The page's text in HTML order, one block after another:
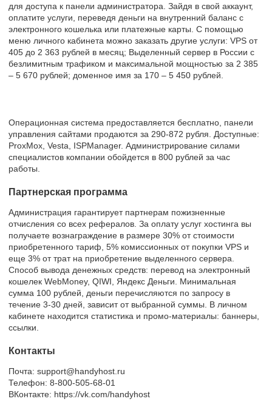
для доступа к панели администратора. Зайдя в свой аккаунт,
оплатите услуги, переведя деньги на внутренний баланс с
электронного кошелька или платежные карты. С помощью
меню личного кабинета можно заказать другие услуги: VPS от
405 до 2 363 рублей в месяц; Выделенный сервер в России с
безлимитным трафиком и максимальной мощностью за 2 385
– 5 670 рублей; доменное имя за 170 – 5 450 рублей.
Операционная система предоставляется бесплатно, панели
управления сайтами продаются за 290-872 рубля. Доступные:
ProxMox, Vesta, ISPManager. Администрирование силами
специалистов компании обойдется в 800 рублей за час
работы.
Партнерская программа
Администрация гарантирует партнерам пожизненные
отчисления со всех рефералов. За оплату услуг хостинга вы
получаете вознаграждение в размере 30% от стоимости
приобретенного тариф, 5% комиссионных от покупки VPS и
еще 3% от трат на приобретение выделенного сервера.
Способ вывода денежных средств: перевод на электронный
кошелек WebMoney, QIWI, Яндекс Деньги. Минимальная
сумма 100 рублей, деньги перечисляются по запросу в
течение 3-30 дней, зависит от выбранной суммы. В личном
кабинете находится статистика и промо-материалы: баннеры,
ссылки.
Контакты
Почта: support@handyhost.ru
Телефон: 8-800-505-68-01
ВКонтакте: https://vk.com/handyhost